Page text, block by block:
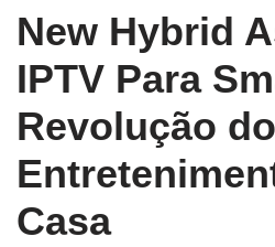
New Hybrid
IPTV Para
Revolução do
Casa